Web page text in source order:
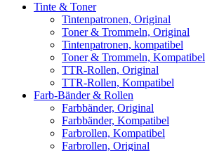
Tinte & Toner
Tintenpatronen, Original
Toner & Trommeln, Original
Tintenpatronen, kompatibel
Toner & Trommeln, Kompatibel
TTR-Rollen, Original
TTR-Rollen, Kompatibel
Farb-Bänder & Rollen
Farbbänder, Original
Farbbänder, Kompatibel
Farbrollen, Kompatibel
Farbrollen, Original